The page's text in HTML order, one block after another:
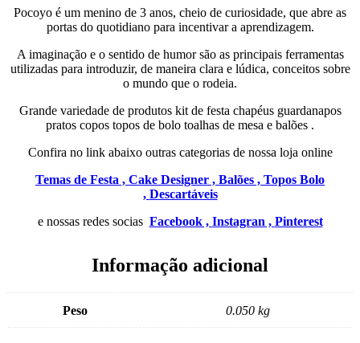
Pocoyo é um menino de 3 anos, cheio de curiosidade, que abre as
portas do quotidiano para incentivar a aprendizagem.
A imaginação e o sentido de humor são as principais ferramentas
utilizadas para introduzir, de maneira clara e lúdica, conceitos sobre
o mundo que o rodeia.
Grande variedade de produtos kit de festa chapéus guardanapos
pratos copos topos de bolo toalhas de mesa e balões .
Confira no link abaixo outras categorias de nossa loja online
Temas de Festa , Cake Designer , Balões , Topos Bolo
, Descartáveis
e nossas redes socias Facebook , Instagran , Pinterest
Informação adicional
Peso 0.050 kg